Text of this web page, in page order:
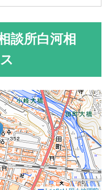
談所白河相